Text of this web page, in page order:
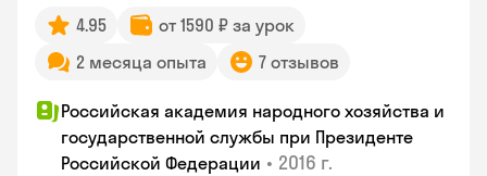
4.95
от 1590 ₽ за урок
2 месяца опыта
7 отзывов
Российская академия народного хозяйства и
государственной службы при Президенте
Российской Федерации • 2016 г.